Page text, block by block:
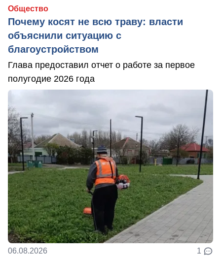
Общество
Почему косят не всю траву: власти
объяснили ситуацию с
благоустройством
Глава предоставил отчет о работе за первое
полугодие 2026 года
06.08.2026 1